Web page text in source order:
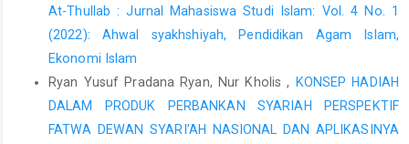
Husniyah, P.Z., Literasi Wakaf pada masyarakat untuk
memunculkan minat berwakaf: studi pada Badan Wakaf
Indonesia Jawa Timur, (2019)
Khan, Foyasal, ‘WAQF : AN ISLAMIC INSTRUMENT OF POVERTY
ALLEVIATION - BANGLADESH PERSPECTIVE’, The Tawhidi
Epistemology: Zakat and Waqf Economy, 2010.
At-Thullab : Jurnal Mahasiswa Studi Islam: Vol. 4 No. 1
(2022): Ahwal syakhshiyah, Pendidikan Agam Islam,
Ekonomi Islam
Ryan Yusuf Pradana Ryan, Nur Kholis , KONSEP HADIAH
DALAM PRODUK PERBANKAN SYARIAH PERSPEKTIF
FATWA DEWAN SYARI’AH NASIONAL DAN APLIKASINYA